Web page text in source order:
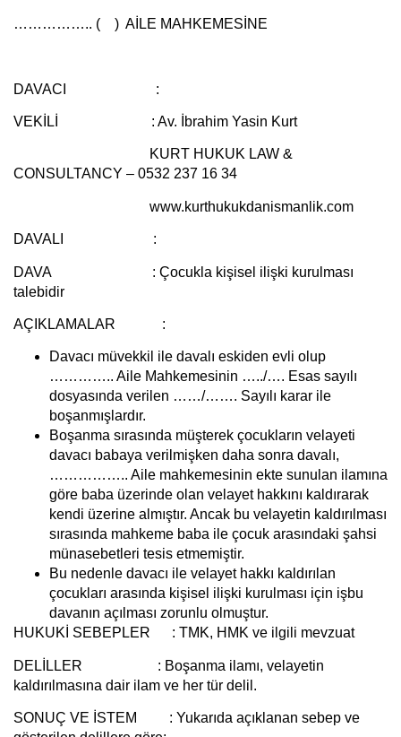
…………….. ( ) AİLE MAHKEMESİNE
DAVACI :
VEKİLİ : Av. İbrahim Yasin Kurt
KURT HUKUK LAW &
CONSULTANCY – 0532 237 16 34
www.kurthukukdanismanlik.com
DAVALI :
DAVA : Çocukla kişisel ilişki kurulması
talebidir
AÇIKLAMALAR :
Davacı müvekkil ile davalı eskiden evli olup
………….. Aile Mahkemesinin …../…. Esas sayılı
dosyasında verilen ……/……. Sayılı karar ile
boşanmışlardır.
Boşanma sırasında müşterek çocukların velayeti
davacı babaya verilmişken daha sonra davalı,
…………….. Aile mahkemesinin ekte sunulan ilamına
göre baba üzerinde olan velayet hakkını kaldırarak
kendi üzerine almıştır. Ancak bu velayetin kaldırılması
sırasında mahkeme baba ile çocuk arasındaki şahsi
münasebetleri tesis etmemiştir.
Bu nedenle davacı ile velayet hakkı kaldırılan
çocukları arasında kişisel ilişki kurulması için işbu
davanın açılması zorunlu olmuştur.
HUKUKİ SEBEPLER : TMK, HMK ve ilgili mevzuat
DELİLLER : Boşanma ilamı, velayetin
kaldırılmasına dair ilam ve her tür delil.
SONUÇ VE İSTEM : Yukarıda açıklanan sebep ve